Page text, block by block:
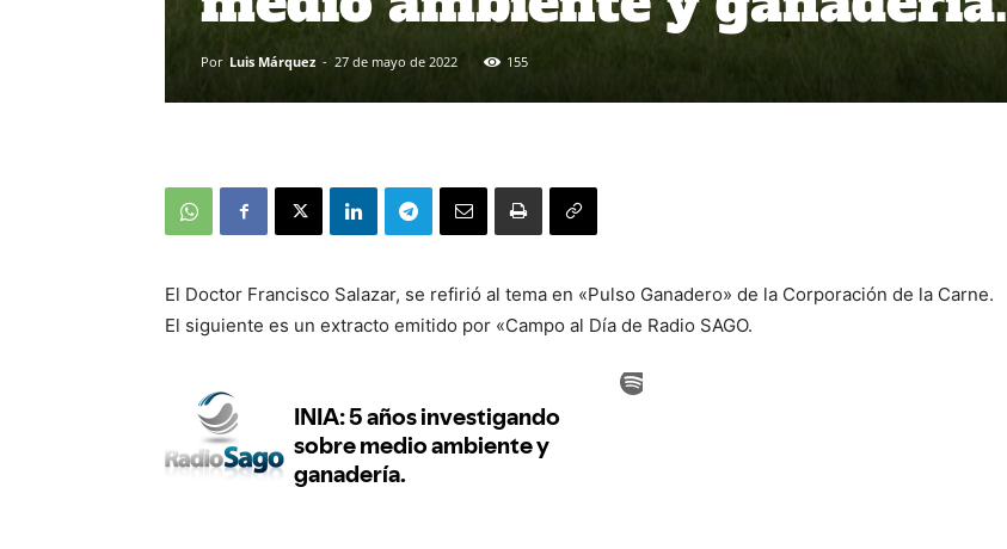
Por Luis Márquez - 27 de mayo de 2022 155
El Doctor Francisco Salazar, se refirió al tema en «Pulso Ganadero» de la Corporación de la Carne.
El siguiente es un extracto emitido por «Campo al Día de Radio SAGO.